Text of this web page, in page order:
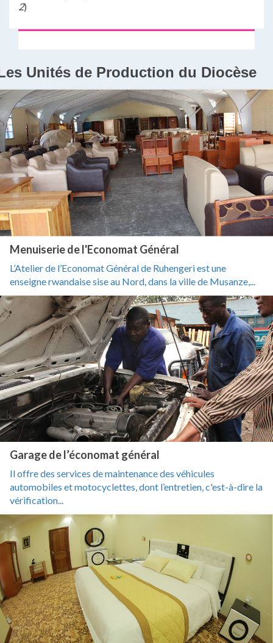
2)
Unités de Production du Diocèse
Menuiserie de l'Economat Général
L’Atelier de l’Economat Général de Ruhengeri est une
enseigne rwandaise sise au Nord, dans la ville de Musanze,...
Garage de l’économat général
Il offre des services de maintenance des véhicules
automobiles et motocyclettes, dont l’entretien, c'est-à-dire la
vérification...